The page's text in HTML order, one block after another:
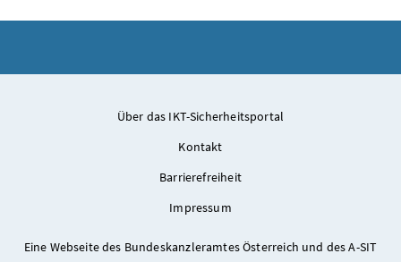
Über das IKT-Sicherheitsportal
Kontakt
Barrierefreiheit
Impressum
Eine Webseite des Bundeskanzleramtes Österreich und des A-SIT